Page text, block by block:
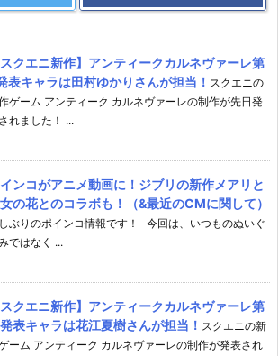
スクエニ新作】アンティークカルネヴァーレ第
表キャラは田村ゆかりさんが担当！ スクエニの
ゲーム アンティーク カルネヴァーレの制作が先日発
れました！ ...
ンコがアニメ動画に！ジブリの新作メアリと
の花とのコラボも！（&最近のCMに関して）
ぶりのポインコ情報です！ 今回は、いつものぬいぐ
ではなく ...
スクエニ新作】アンティークカルネヴァーレ第
表キャラは花江夏樹さんが担当！ スクエニの新
ーム アンティーク カルネヴァーレの制作が発表され